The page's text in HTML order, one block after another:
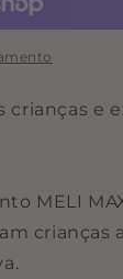
crianças e
MELI
crianças